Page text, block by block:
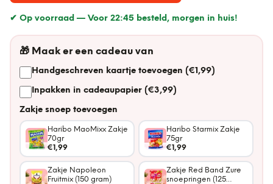
✔ Op voorraad — Voor 22:45 besteld, morgen in huis!
🎁 Maak er een cadeau van
Handgeschreven kaartje toevoegen (€1,99)
Inpakken in cadeaupapier (€3,99)
Zakje snoep toevoegen
Haribo MaoMixx Zakje
70gr
€1,99
Haribo Starmix Zakje
75gr
€1,99
Zakje Napoleon
Fruitmix (150 gram)
Zakje Red Band Zure
snoepringen (125